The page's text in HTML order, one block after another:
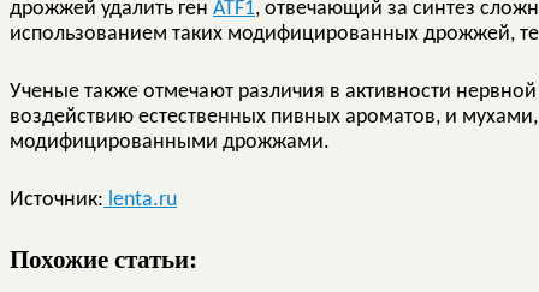
дрожжей удалить ген ATF1, отвечающий за синтез
использованием таких модифицированных дрожжей,
Ученые также отмечают различия в активности
воздействию естественных пивных ароматов, и
модифицированными дрожжами.
Источник: lenta.ru
Похожие статьи: